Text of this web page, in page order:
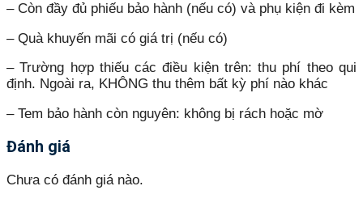
– Còn đầy đủ phiếu bảo hành (nếu có) và phụ kiện đi kèm
– Quà khuyến mãi có giá trị (nếu có)
– Trường hợp thiếu các điều kiện trên: thu phí theo qui
định. Ngoài ra, KHÔNG thu thêm bất kỳ phí nào khác
– Tem bảo hành còn nguyên: không bị rách hoặc mờ
Đánh giá
Chưa có đánh giá nào.